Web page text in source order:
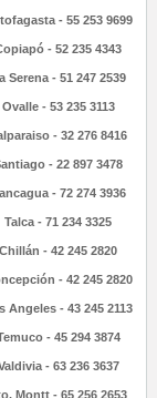
- 55 253 9699
- 52 235 4343
Serena - 51 247 2539
Ovalle - 53 235 3113
- 32 276 8416
- 22 897 3478
- 72 274 3936
Talca - 71 234 3325
Chillán - 42 245 2820
- 42 245 2820
Angeles - 43 245 2113
- 45 294 3874
- 63 236 3637
Montt - 65 256 2653